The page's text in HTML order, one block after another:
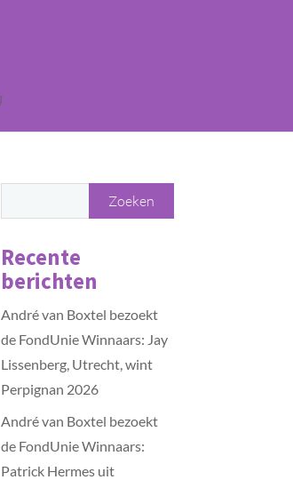
Recente
berichten
André van Boxtel bezoekt
de FondUnie Winnaars: Jay
Lissenberg, Utrecht, wint
Perpignan 2026
André van Boxtel bezoekt
de FondUnie Winnaars:
Patrick Hermes uit